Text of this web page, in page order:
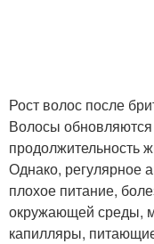
Рост волос после
Волосы обновляются
продолжительность
Однако, регулярное
плохое питание,
окружающей среды,
капилляры,